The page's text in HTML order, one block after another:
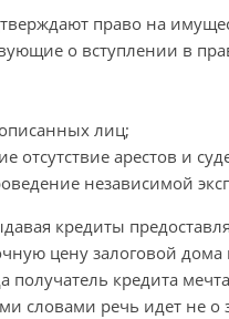
право на
о вступлении в
лиц;
отсутствие арестов и
независимой
кредиты
цену залоговой
получатель кредита
словами речь идет не о